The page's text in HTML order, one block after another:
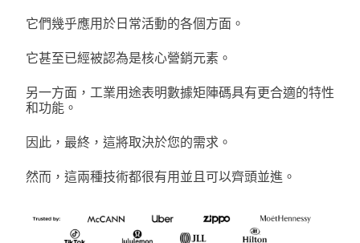
它們幾乎應用於日常活動的各個方面。
它甚至已經被認為是核心營銷元素。
另一方面，工業用途表明數據矩陣碼具有更合適的特性
和功能。
因此，最終，這將取決於您的需求。
然而，這兩種技術都很有用並且可以齊頭並進。